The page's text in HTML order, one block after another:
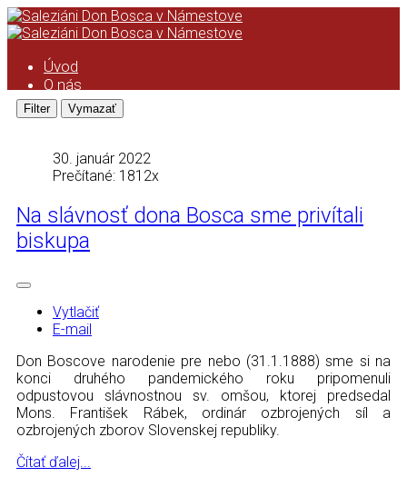
Úvod
O nás
Saleziáni don Bosca
História saleziánskeho diela na
Kronika
Podcast
ASC
Kronika ASC
Taktovka
Formácia ZMP
Pravidlá ZMP
Animácia ZMP
Zo života strediska
Čo pripravujeme
Videá
Kontakt
30. január 2022
Prečítané: 1812x
Na slávnosť dona Bosca sme privítali
biskupa
Vytlačiť
E-mail
Don Boscove narodenie pre nebo (31.1.1888) sme si na
konci druhého pandemického roku pripomenuli
odpustovou slávnostnou sv. omšou, ktorej predsedal
Mons. František Rábek, ordinár ozbrojených síl a
ozbrojených zborov Slovenskej republiky.
Čítať ďalej...